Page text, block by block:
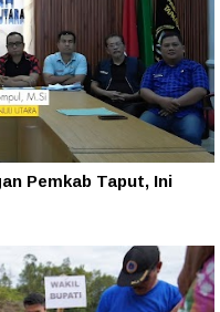
Pemkab Taput, Ini